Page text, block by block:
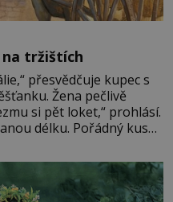
na tržištích
přesvědčuje kupec s
Žena pečlivě
si pět loket,“ prohlásí.
délku. Pořádný kus
zhodnotí švadlena
vás, podívejte.“